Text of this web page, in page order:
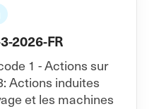
2026-FR
1 - Actions sur
Actions induites
et les machines